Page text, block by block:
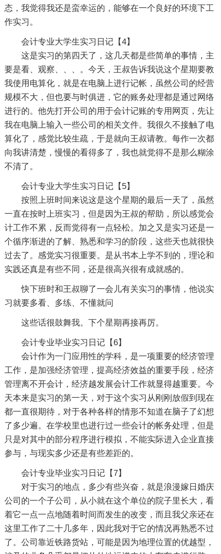
态，我觉得我还是蛮幸运的，能够在一个良好的环境下工
作实习。
会计专业大学生实习日记【4】
这是实习的第四天了，这几天都是些简单的事情，主
要是看、观察、、、。今天，王叔告诉我说这个星期要教
我使用电算化，就是在电脑上进行记帐，虽然公司的经营
规模不大，但也要与时俱进，它的账务处理都是通过网络
进行的。他先打开公司的用于会计记账的专用网页，先让
我在电脑上输入一些公司的相关文件。我很久不接触了电
算化了，感觉比较生疏，于是就向王叔请教。每作一次都
向我讲清楚，慢慢的看得多了，我也就觉得不是那么糊涂
不清了。
会计专业大学生实习日记【5】
按照上班时间来说这是这个星期的最后一天了，虽然
一直在按时上班实习，但是因为王叔的帮助，所以感觉会
计工作不累，反而觉得有一点轻松。加之又是实习还是一
个循序渐进的了解、熟悉和学习的阶段，这些天也就很快
过去了。感觉实习很重要。是从书本上学不到的，理论和
实践还真是有些不同，还是很高兴很有成就感的。
快下班时和王叔聊了一会儿有关实习的事情，他说实
习就要多看、多练、不懂就问
这些话很鼓舞我。下个星期再接再厉。
会计专业毕业实习日记【6】
会计作为一门应用性的学科，是一项重要的经济管理
工作，是加强经济管理，提高经济效益的重要手段，经济
管理离不开会计，经济越发展会计工作就显得越重要。今
天本来是实习的第一天，对于这个实习从刚刚放假到现在
都一直很期待，对于各种各样的情形不知道在脑子了幻想
了多少遍。在学校里也进行过一些会计的帐务处理，但是
只是对其中的部分程序进行模拟，不能实际进入企业直接
参与，与现实多少还是有些差距的。
会计专业毕业实习日记【7】
对于实习的地点，多少有些兴奋，就是浪漫嫁日婚庆
公司的一个子公司，从小就在这个单位的院子里长大，看
着它一点一点地随着时间而发生的改变，而且我父亲还在
这里工作了二十几多年，因此我对于它的情况再熟悉不过
了。公司靠近铁路货站，可能是因为地理位置的优越型，